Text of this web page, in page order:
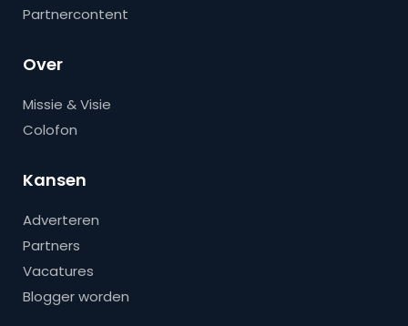
Partnercontent
Over
Missie & Visie
Colofon
Kansen
Adverteren
Partners
Vacatures
Blogger worden